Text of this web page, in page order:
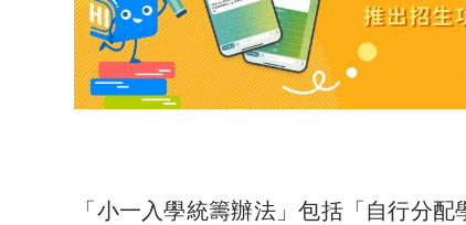
「小一入學統籌辦法」包括「自行分